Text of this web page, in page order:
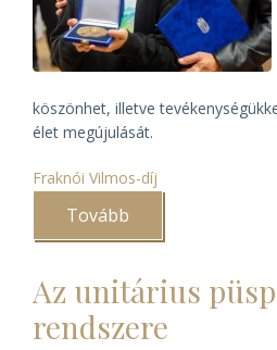
köszönhet, illetve
élet megújulását.
Fraknói Vilmos-díj
Tovább
díjat
Lakatos
Andor
és
Lukácsi
Az unitárius
rendszere